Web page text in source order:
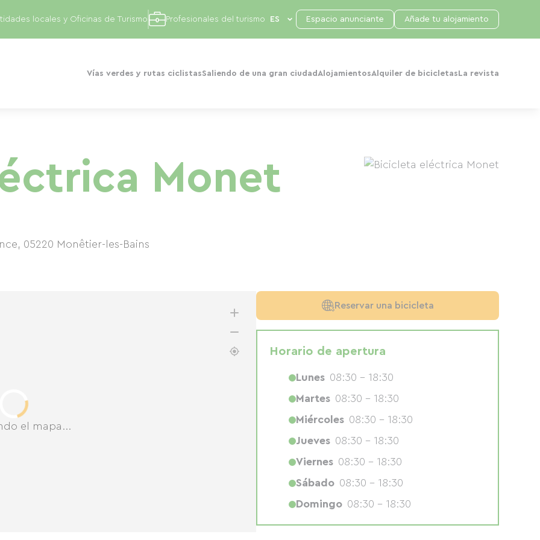
Vías verdes y rutas ciclistasSaliendo de una gran ciudad AlojamientosAlquiler de bicicletas La revista
locales y Oficinas de Turismo Profesionales del turismo Espacio anunciante Añade tu alojamiento
Monet
, 05220 Monêtier-les-Bains
el mapa...
Reservar una bicicleta
Horario de apertura
Lunes 08:30 - 18:30
Martes 08:30 - 18:30
Miércoles 08:30 - 18:30
Jueves 08:30 - 18:30
Viernes 08:30 - 18:30
Sábado 08:30 - 18:30
Domingo 08:30 - 18:30